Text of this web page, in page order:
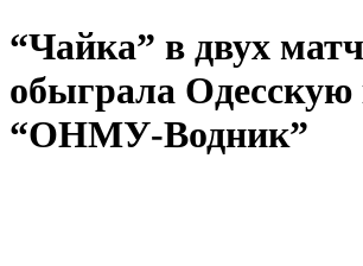
“Чайка” в двух
обыграла Одесскую
“ОНМУ-Водник”